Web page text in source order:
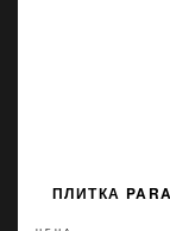
ПЛИТКА